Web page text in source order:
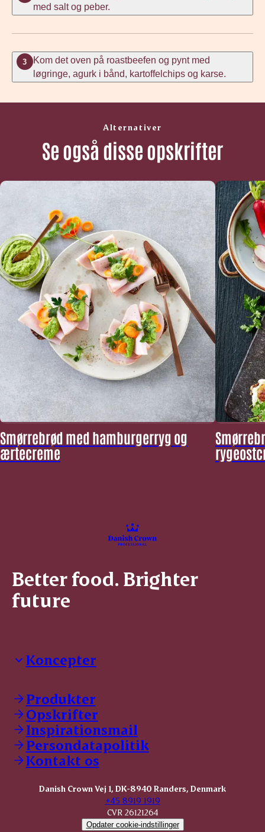
med salt og peber.
3
Kom det oven på roastbeefen og pynt med
løgringe, agurk i bånd, kartoffelchips og karse.
Alternativer
Se også disse opskrifter
Smørrebrød med hamburgerryg og
ærtecreme
Better food. Brighter
future
Koncepter
Dyrbar
GØL
Tulip
Friland
Dansk Kødkvæg
STOLT
Dansk Kalv
KOMBI Hak
Produkter
Opskrifter
Inspirationsmail
Persondatapolitik
Kontakt os
Danish Crown Vej 1, DK-8940 Randers, Denmark
+45 8919 1919
CVR 26121264
Opdater cookie-indstillinger